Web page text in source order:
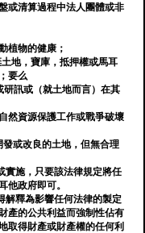
或清算過程中法人團體或非
植物的健康；
地，寶庫，抵押權或馬耳
要么
訊或（就土地而言）在其
然資源保護工作或戰爭破壞
或改良的土地，但無合理
實施，只要該法律規定將任
他政府即可。
解釋為影響任何法律的製定
產的公共利益而強制性佔有
取得財產或財產權的任何利